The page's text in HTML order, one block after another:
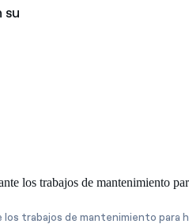
su
trabajos de mantenimiento para